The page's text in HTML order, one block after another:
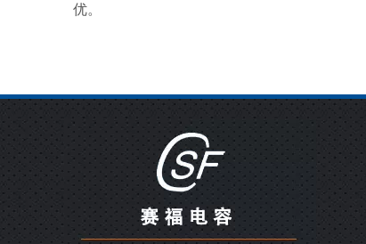
优。